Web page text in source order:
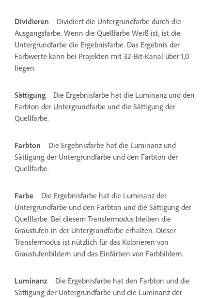
Dividieren
Dividiert die Untergrundfarbe durch die
Ausgangsfarbe. Wenn die Quellfarbe Weiß ist, ist die
Untergrundfarbe die Ergebnisfarbe. Das Ergebnis der
Farbwerte kann bei Projekten mit 32-Bit-Kanal über 1,0
liegen.
Sättigung
Die Ergebnisfarbe hat die Luminanz und den
Farbton der Untergrundfarbe und die Sättigung der
Quellfarbe.
Farbton
Die Ergebnisfarbe hat die Luminanz und
Sättigung der Untergrundfarbe und den Farbton der
Quellfarbe.
Farbe
Die Ergebnisfarbe hat die Luminanz der
Untergrundfarbe und den Farbton und die Sättigung der
Quellfarbe. Bei diesem Transfermodus bleiben die
Graustufen in der Untergrundfarbe erhalten. Dieser
Transfermodus ist nützlich für das Kolorieren von
Graustufenbildern und das Einfärben von Farbbildern.
Luminanz
Die Ergebnisfarbe hat den Farbton und die
Sättigung der Untergrundfarbe und die Luminanz der